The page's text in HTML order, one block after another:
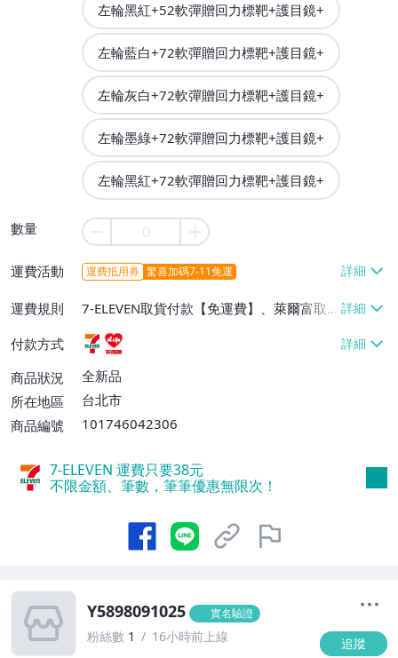
左輪黑紅+52軟彈贈回力標靶+護目鏡+
左輪藍白+72軟彈贈回力標靶+護目鏡+
左輪灰白+72軟彈贈回力標靶+護目鏡+
左輪墨綠+72軟彈贈回力標靶+護目鏡+
左輪黑紅+72軟彈贈回力標靶+護目鏡+
數量
運費活動 運費抵用券 驚喜加碼7-11免運
運費規則
7-ELEVEN取貨付款【免運費】、萊爾富取
貨付款【免運費】
付款方式
商品狀況
全新品
所在地區
台北市
商品編號
101746042306
7-ELEVEN 運費只要38元
不限金額、筆數，筆筆優惠無限次！
Y5898091025 實名驗證
粉絲數 1 16小時前上線 追蹤